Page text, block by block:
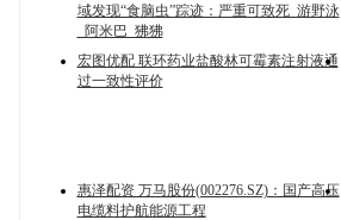
域发现“食脑虫”踪迹：严重可致死_游野泳
_阿米巴_狒狒
宏图优配 联环药业盐酸林可霉素注射液通
过一致性评价
惠泽配资 万马股份(002276.SZ)：国产高压
电缆料护航能源工程